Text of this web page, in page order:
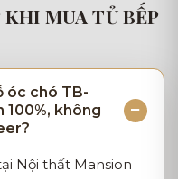
MUA TỦ BẾP
óc chó TB-
100%, không
Nội thất Mansion